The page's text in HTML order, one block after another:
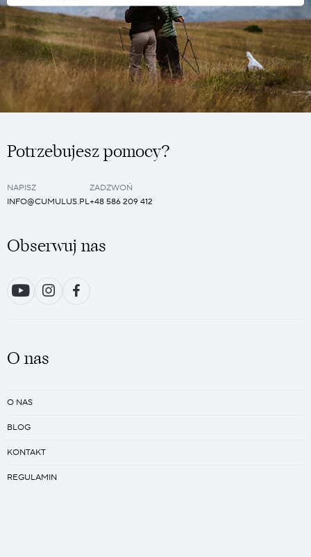
Potrzebujesz pomocy?
NAPISZ
INFO@CUMULUS.PL
ZADZWOŃ
+48 586 209 412
Obserwuj nas
O nas
O NAS
BLOG
KONTAKT
REGULAMIN